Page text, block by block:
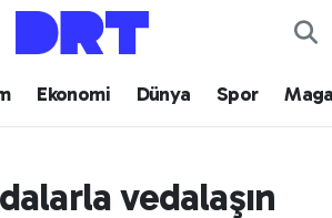
Ekonomi Dünya Spor
vedalaşın
ve Fikstür